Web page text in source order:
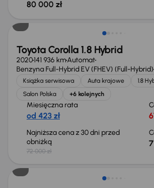
80 000 zł
Taniej o 1 000 zł
Toyota Corolla 1.8 Hybrid
2020141 936 kmAutomat
Benzyna Full-Hybrid EV (FHEV) (Full-Hybrid)
Książka serwisowa Auta krajowe
1.8
Salon Polska
+6 kolejnych
Miesięczna rata
od 423 zł
Najniższa cena z 30 dni przed
obniżką
72 000 zł
Możliwość odliczenia VAT